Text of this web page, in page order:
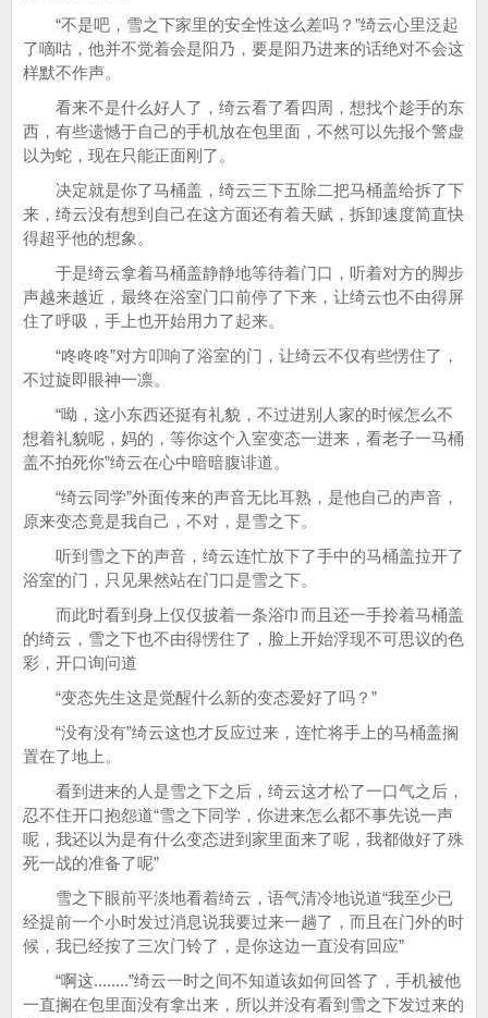
“不是吧，雪之下家里的安全性这么差吗？”绮云心里泛起
了嘀咕，他并不觉着会是阳乃，要是阳乃进来的话绝对不会这
样默不作声。
看来不是什么好人了，绮云看了看四周，想找个趁手的东
西，有些遗憾于自己的手机放在包里面，不然可以先报个警虚
以为蛇，现在只能正面刚了。
决定就是你了马桶盖，绮云三下五除二把马桶盖给拆了下
来，绮云没有想到自己在这方面还有着天赋，拆卸速度简直快
得超乎他的想象。
于是绮云拿着马桶盖静静地等待着门口，听着对方的脚步
声越来越近，最终在浴室门口前停了下来，让绮云也不由得屏
住了呼吸，手上也开始用力了起来。
“咚咚咚”对方叩响了浴室的门，让绮云不仅有些愣住了，
不过旋即眼神一凛。
“呦，这小东西还挺有礼貌，不过进别人家的时候怎么不
想着礼貌呢，妈的，等你这个入室变态一进来，看老子一马桶
盖不拍死你”绮云在心中暗暗腹诽道。
“绮云同学”外面传来的声音无比耳熟，是他自己的声音，
原来变态竟是我自己，不对，是雪之下。
听到雪之下的声音，绮云连忙放下了手中的马桶盖拉开了
浴室的门，只见果然站在门口是雪之下。
而此时看到身上仅仅披着一条浴巾而且还一手拎着马桶盖
的绮云，雪之下也不由得愣住了，脸上开始浮现不可思议的色
彩，开口询问道
“变态先生这是觉醒什么新的变态爱好了吗？”
“没有没有”绮云这也才反应过来，连忙将手上的马桶盖搁
置在了地上。
看到进来的人是雪之下之后，绮云这才松了一口气之后，
忍不住开口抱怨道“雪之下同学，你进来怎么都不事先说一声
呢，我还以为是有什么变态进到家里面来了呢，我都做好了殊
死一战的准备了呢”
雪之下眼前平淡地看着绮云，语气清冷地说道“我至少已
经提前一个小时发过消息说我要过来一趟了，而且在门外的时
候，我已经按了三次门铃了，是你这边一直没有回应”
“啊这........”绮云一时之间不知道该如何回答了，手机被他
一直搁在包里面没有拿出来，所以并没有看到雪之下发过来的